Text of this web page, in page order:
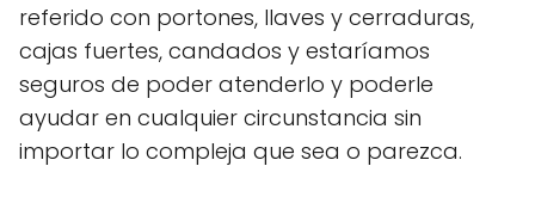
referido con portones, llaves y cerraduras,
cajas fuertes, candados y estaríamos
seguros de poder atenderlo y poderle
ayudar en cualquier circunstancia sin
importar lo compleja que sea o parezca.